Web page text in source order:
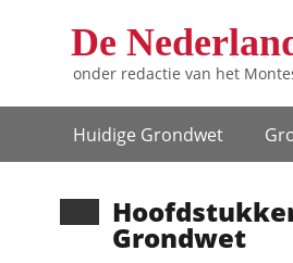
De
onder redactie van het
Hoofdnavigatie
Huidige Grondwet
Grondwet